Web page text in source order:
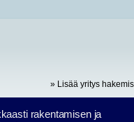
» Lisää yritys
rakentamisen ja